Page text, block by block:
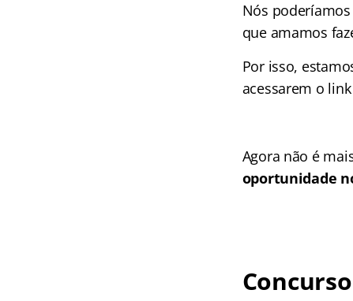
Nós
que amamos
Por isso,
acessarem o
Agora não é
oportunidade